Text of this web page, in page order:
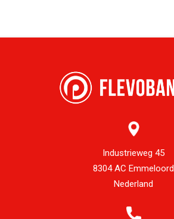
Industrieweg 45
8304 AC Emmeloord
Nederland